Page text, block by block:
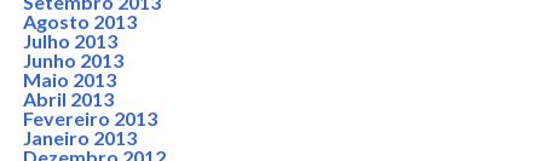
Agosto 2013
Julho 2013
Junho 2013
Maio 2013
Abril 2013
Fevereiro 2013
Janeiro 2013